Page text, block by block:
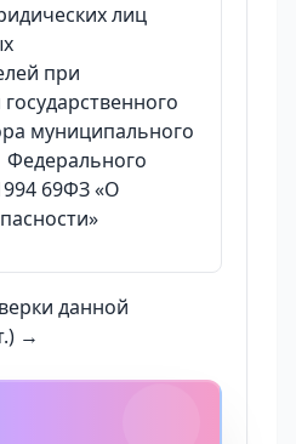
лиц
при
муниципального
Федерального
69ФЗ «О
данной
→